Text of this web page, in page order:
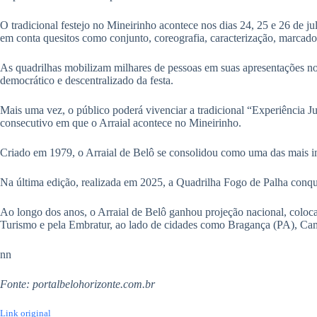
O tradicional festejo no Mineirinho acontece nos dias 24, 25 e 26 de
em conta quesitos como conjunto, coreografia, caracterização,
As quadrilhas mobilizam milhares de pessoas em suas
democrático e descentralizado da festa.
Mais uma vez, o público poderá vivenciar a tradicional “Experiência
consecutivo em que o Arraial acontece no Mineirinho.
Criado em 1979, o Arraial de Belô se consolidou como uma das mais
Na última edição, realizada em 2025, a Quadrilha Fogo de Palha
Ao longo dos anos, o Arraial de Belô ganhou projeção nacional,
Turismo e pela Embratur, ao lado de cidades como Bragança (PA),
nn
Fonte: portalbelohorizonte.com.br
Link original